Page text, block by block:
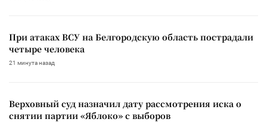
При атаках ВСУ на Белгородскую область пострадали
четыре человека
21 минута назад
Верховный суд назначил дату рассмотрения иска о
снятии партии «Яблоко» с выборов